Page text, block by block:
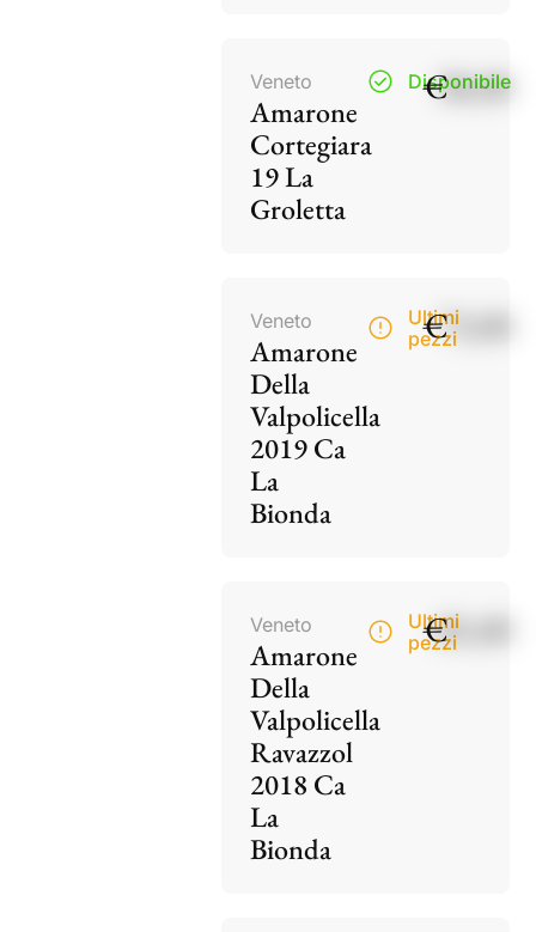
Veneto
Amarone
Cortegiara
19 La
Groletta
Disponibile
€38,00
Veneto
Amarone
Della
Valpolicella
2019 Ca
La
Bionda
Ultimi
pezzi
€73,00
Veneto
Amarone
Della
Valpolicella
Ravazzol
2018 Ca
La
Bionda
Ultimi
pezzi
€85,00